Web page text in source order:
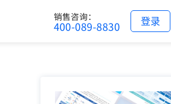
登录